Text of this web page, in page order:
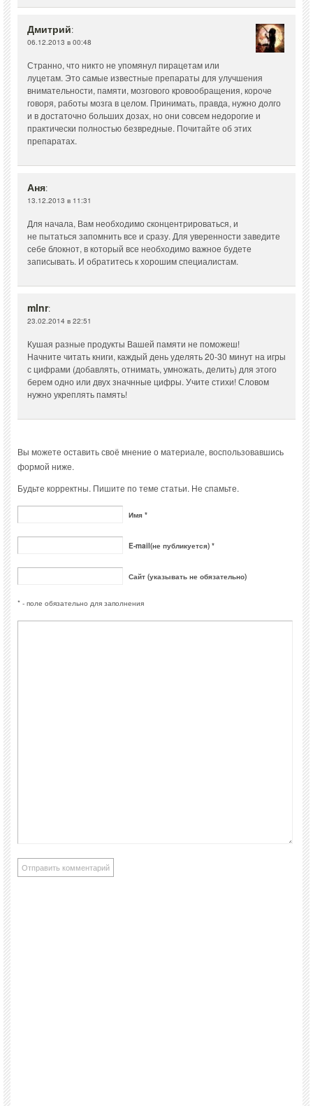
Дмитрий:
06.12.2013 в 00:48
Странно, что никто не упомянул пирацетам или
луцетам. Это самые известные препараты для улучшения
внимательности, памяти, мозгового кровообращения, короче
говоря, работы мозга в целом. Принимать, правда, нужно долго
и в достаточно больших дозах, но они совсем недорогие и
практически полностью безвредные. Почитайте об этих
препаратах.
Аня:
13.12.2013 в 11:31
Для начала, Вам необходимо сконцентрироваться, и
не пытаться запомнить все и сразу. Для уверенности заведите
себе блокнот, в который все необходимо важное будете
записывать. И обратитесь к хорошим специалистам.
mlnr:
23.02.2014 в 22:51
Кушая разные продукты Вашей памяти не поможеш!
Начните читать книги, каждый день уделять 20-30 минут на игры
с цифрами (добавлять, отнимать, умножать, делить) для этого
берем одно или двух значнные цифры. Учите стихи! Словом
нужно укреплять память!
Вы можете оставить своё мнение о материале, воспользовавшись
формой ниже.
Будьте корректны. Пишите по теме статьи. Не спамьте.
Имя *
E-mail(не публикуется) *
Сайт (указывать не обязательно)
* - поле обязательно для заполнения